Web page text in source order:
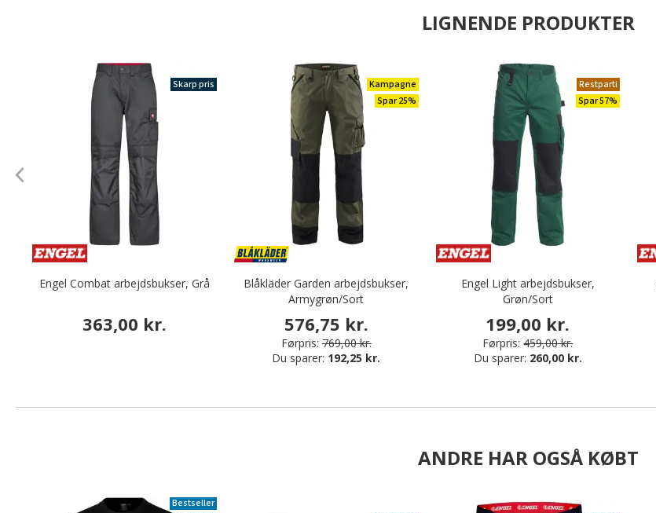
LIGNENDE PRODUKTER
Skarp pris
Engel Combat arbejdsbukser, Grå
363,00 kr.
Kampagne
Spar 25%
Blåkläder Garden arbejdsbukser,
Armygrøn/Sort
576,75 kr.
Førpris: 769,00 kr.
Du sparer: 192,25 kr.
Restparti
Spar 57%
Engel Light arbejdsbukser,
Grøn/Sort
199,00 kr.
Førpris: 459,00 kr.
Du sparer: 260,00 kr.
ANDRE HAR OGSÅ KØBT
Bestseller